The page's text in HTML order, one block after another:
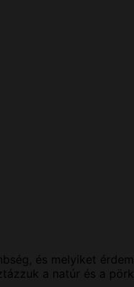
és melyiket
a natúr és a